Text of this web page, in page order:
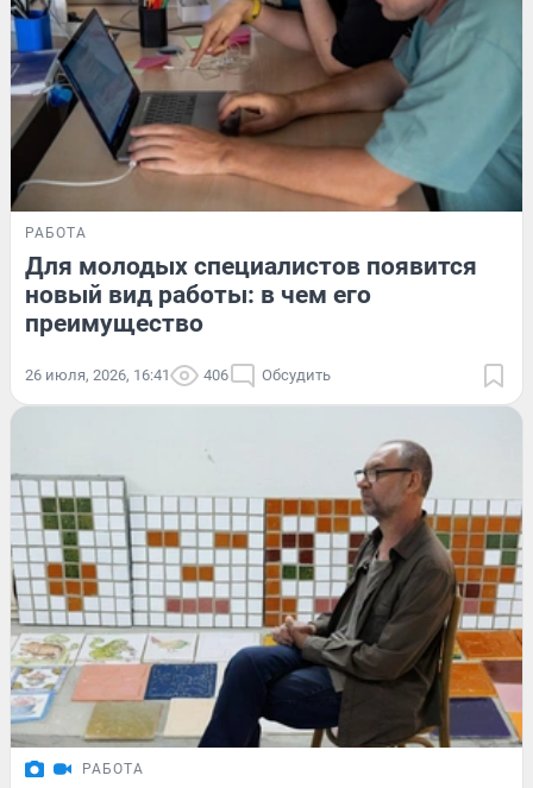
РАБОТА
Для молодых специалистов появится
новый вид работы: в чем его
преимущество
26 июля, 2026, 16:41 406 Обсудить
РАБОТА